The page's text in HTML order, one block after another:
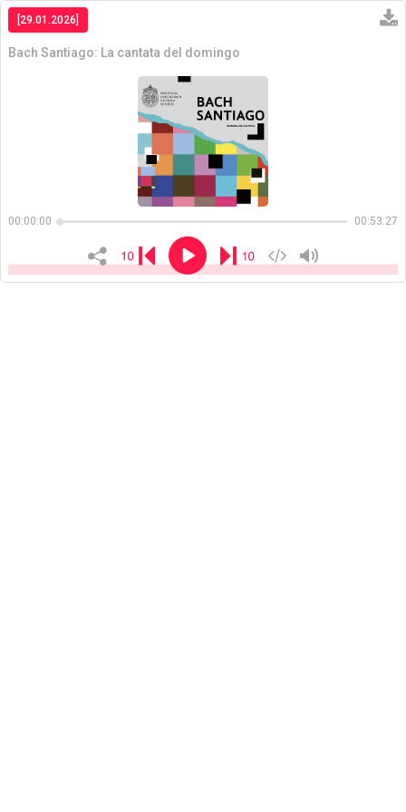
[29.01.2026]
Bach Santiago: La cantata del domingo
00:00:00 00:53:27